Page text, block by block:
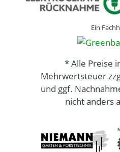
Ein
* Alle Preise
Mehrwertsteuer
und ggf.
nicht anders